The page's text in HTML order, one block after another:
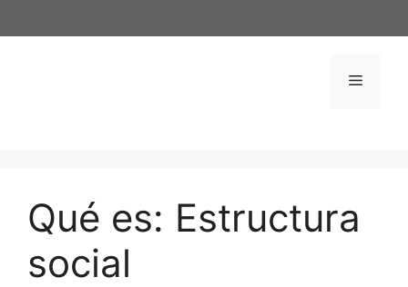
al
Menú
Qué es: Estructura
social